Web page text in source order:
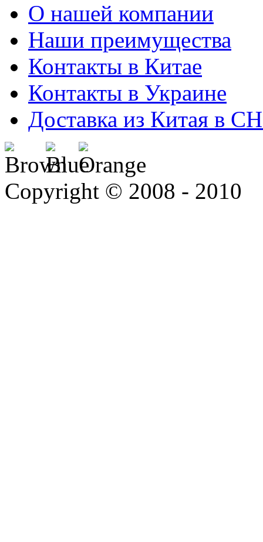
О нашей компании
Наши преимущества
Контакты в Китае
Контакты в Украине
Доставка из Китая в
Copyright © 2008 - 2010